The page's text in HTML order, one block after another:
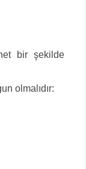
bir şekilde
olmalıdır: